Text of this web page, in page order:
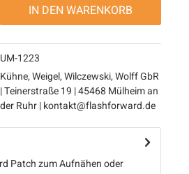
IN DEN WARENKORB
UM-1223
Kühne, Weigel, Wilczewski, Wolff GbR
| Teinerstraße 19 | 45468 Mülheim an
der Ruhr | kontakt@flashforward.de
Patch zum Aufnähen oder